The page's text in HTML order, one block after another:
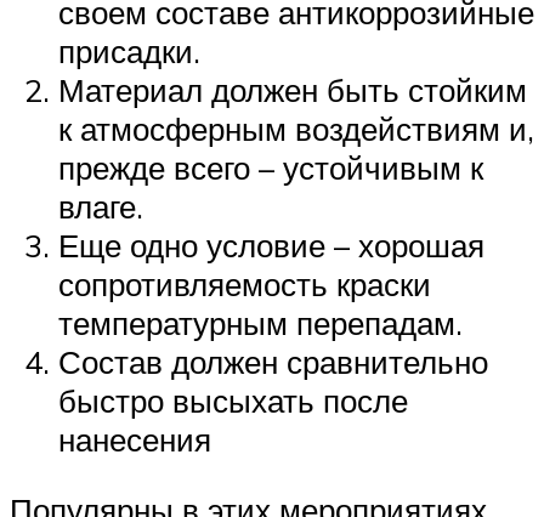
своем составе антикоррозийные
присадки.
Материал должен быть стойким
к атмосферным воздействиям и,
прежде всего – устойчивым к
влаге.
Еще одно условие – хорошая
сопротивляемость краски
температурным перепадам.
Состав должен сравнительно
быстро высыхать после
нанесения